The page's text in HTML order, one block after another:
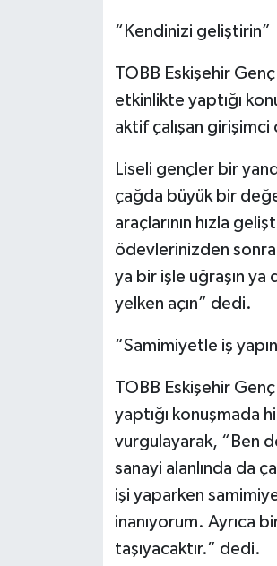
“Kendinizi geliştirin”
TOBB Eskişehir
etkinlikte yaptığı
aktif çalışan
Liseli gençler bir
çağda büyük bir
araçlarının hızla
ödevlerinizden
ya bir işle uğraşın
yelken açın” dedi.
“Samimiyetle iş
TOBB Eskişehir
yaptığı konuşmada
vurgulayarak, “Ben
sanayi alanlında da
işi yaparken
inanıyorum. Ayrıca
taşıyacaktır.” dedi.